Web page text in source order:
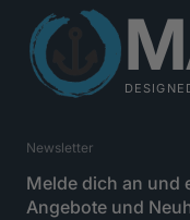
Newsletter
Melde dich an und
Angebote und